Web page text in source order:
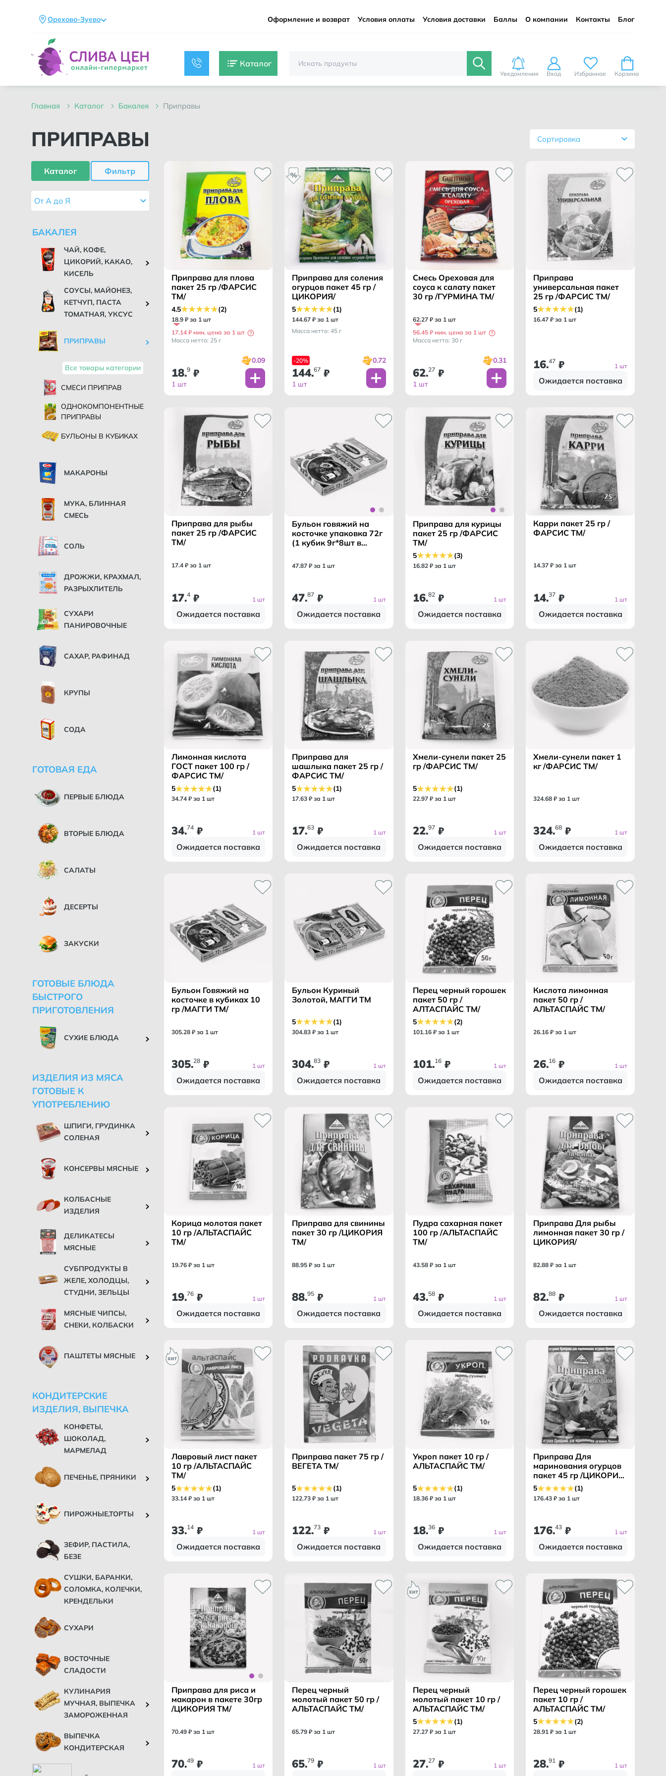
Орехово-Зуево Оформление и возврат Условия оплаты Условия доставки Баллы О компании Контакты Блог
Каталог
Уведомления Вход Избранное Корзина
главная каталог бакалея приправы
ПРИПРАВЫ Сортировка
Каталог Фильтр
От А до Я
БАКАЛЕЯ
ЧАЙ, КОФЕ,
ЦИКОРИЙ, КАКАО,
КИСЕЛЬ
СОУСЫ, МАЙОНЕЗ,
КЕТЧУП, ПАСТА
ТОМАТНАЯ, УКСУС
ПРИПРАВЫ
Все товары категории
СМЕСИ ПРИПРАВ
ОДНОКОМПОНЕНТНЫЕ
ПРИПРАВЫ
БУЛЬОНЫ В КУБИКАХ
МАКАРОНЫ
МУКА, БЛИННАЯ
СМЕСЬ
СОЛЬ
ДРОЖЖИ, КРАХМАЛ,
РАЗРЫХЛИТЕЛЬ
СУХАРИ
ПАНИРОВОЧНЫЕ
САХАР, РАФИНАД
КРУПЫ
СОДА
ГОТОВАЯ ЕДА
ПЕРВЫЕ БЛЮДА
ВТОРЫЕ БЛЮДА
САЛАТЫ
ДЕСЕРТЫ
ЗАКУСКИ
ГОТОВЫЕ БЛЮДА
БЫСТРОГО
ПРИГОТОВЛЕНИЯ
СУХИЕ БЛЮДА
ИЗДЕЛИЯ ИЗ МЯСА
ГОТОВЫЕ К
УПОТРЕБЛЕНИЮ
ШПИГИ, ГРУДИНКА
СОЛЕНАЯ
КОНСЕРВЫ МЯСНЫЕ
КОЛБАСНЫЕ
ИЗДЕЛИЯ
ДЕЛИКАТЕСЫ
МЯСНЫЕ
СУБПРОДУКТЫ В
ЖЕЛЕ, ХОЛОДЦЫ,
СТУДНИ, ЗЕЛЬЦЫ
МЯСНЫЕ ЧИПСЫ,
СНЕКИ, КОЛБАСКИ
ПАШТЕТЫ МЯСНЫЕ
КОНДИТЕРСКИЕ
ИЗДЕЛИЯ, ВЫПЕЧКА
КОНФЕТЫ,
ШОКОЛАД,
МАРМЕЛАД
ПЕЧЕНЬЕ, ПРЯНИКИ
ПИРОЖНЫЕ,ТОРТЫ
ЗЕФИР, ПАСТИЛА,
БЕЗЕ
СУШКИ, БАРАНКИ,
СОЛОМКА, КОЛЕЧКИ,
КРЕНДЕЛЬКИ
СУХАРИ
ВОСТОЧНЫЕ
СЛАДОСТИ
КУЛИНАРИЯ
МУЧНАЯ, ВЫПЕЧКА
ЗАМОРОЖЕННАЯ
ВЫПЕЧКА
КОНДИТЕРСКАЯ
Приправа для плова
пакет 25 гр /ФАРСИС
ТМ/
4.5 (2)
18.9 ₽ за 1 шт
17.14 ₽ мин. цена за 1 шт
Масса нетто: 25 г
0.09
18.9₽
1 шт
Приправа для соления
огурцов пакет 45 гр /
ЦИКОРИЯ/
5 (1)
144.67 ₽ за 1 шт
Масса нетто: 45 г
-20% 0.72
144.67 ₽
1 шт
Смесь Ореховая для
соуса к салату пакет
30 гр /ГУРМИНА ТМ/
62.27 ₽ за 1 шт
56.45 ₽ мин. цена за 1 шт
Масса нетто: 30 г
0.31
62.27 ₽
1 шт
Приправа
универсальная пакет
25 гр /ФАРСИС ТМ/
5 (1)
16.47 ₽ за 1 шт
16.47 ₽ 1 шт
Ожидается поставка
Приправа для рыбы
пакет 25 гр /ФАРСИС
ТМ/
17.4 ₽ за 1 шт
17.4₽ 1 шт
Ожидается поставка
Бульон говяжий на
косточке упаковка 72г
(1 кубик 9г*8шт в
47.87 ₽ за 1 шт
47.87 ₽ 1 шт
Ожидается поставка
Приправа для курицы
пакет 25 гр /ФАРСИС
ТМ/
5 (3)
16.82 ₽ за 1 шт
16.82₽ 1 шт
Ожидается поставка
Карри пакет 25 гр /
ФАРСИС ТМ/
14.37 ₽ за 1 шт
14.37 ₽ 1 шт
Ожидается поставка
Лимонная кислота
ГОСТ пакет 100 гр /
ФАРСИС ТМ/
5 (1)
34.74 ₽ за 1 шт
34.74₽ 1 шт
Ожидается поставка
Приправа для
шашлыка пакет 25 гр /
ФАРСИС ТМ/
5 (1)
17.63 ₽ за 1 шт
17.63 ₽ 1 шт
Ожидается поставка
Хмели-сунели пакет 25
гр /ФАРСИС ТМ/
5 (1)
22.97 ₽ за 1 шт
22.97 ₽ 1 шт
Ожидается поставка
Хмели-сунели пакет 1
кг /ФАРСИС ТМ/
324.68 ₽ за 1 шт
324.68 ₽ 1 шт
Ожидается поставка
Бульон Говяжий на
косточке в кубиках 10
гр /МАГГИ ТМ/
305.28 ₽ за 1 шт
305.28₽ 1 шт
Ожидается поставка
Бульон Куриный
Золотой, МАГГИ ТМ
5 (1)
304.83 ₽ за 1 шт
304.83 ₽ 1 шт
Ожидается поставка
Перец черный горошек
пакет 50 гр /
АЛТАСПАЙС ТМ/
5 (2)
101.16 ₽ за 1 шт
101.16₽ 1 шт
Ожидается поставка
Кислота лимонная
пакет 50 гр /
АЛЬТАСПАЙС ТМ/
26.16 ₽ за 1 шт
26.16 ₽ 1 шт
Ожидается поставка
Корица молотая пакет
10 гр /АЛЬТАСПАЙС
ТМ/
19.76 ₽ за 1 шт
19.76₽ 1 шт
Ожидается поставка
Приправа для свинины
пакет 30 гр /ЦИКОРИЯ
ТМ/
88.95 ₽ за 1 шт
88.95 ₽ 1 шт
Ожидается поставка
Пудра сахарная пакет
100 гр /АЛЬТАСПАЙС
ТМ/
43.58 ₽ за 1 шт
43.58₽ 1 шт
Ожидается поставка
Приправа Для рыбы
лимонная пакет 30 гр /
ЦИКОРИЯ/
82.88 ₽ за 1 шт
82.88 ₽ 1 шт
Ожидается поставка
Лавровый лист пакет
10 гр /АЛЬТАСПАЙС
ТМ/
5 (1)
33.14 ₽ за 1 шт
33.14₽ 1 шт
Ожидается поставка
Приправа пакет 75 гр /
ВЕГЕТА ТМ/
5 (1)
122.73 ₽ за 1 шт
122.73 ₽ 1 шт
Ожидается поставка
Укроп пакет 10 гр /
АЛЬТАСПАЙС ТМ/
5 (1)
18.36 ₽ за 1 шт
18.36₽ 1 шт
Ожидается поставка
Приправа Для
маринования огурцов
пакет 45 гр /ЦИКОРИЯ
ТМ/
5 (1)
176.43 ₽ за 1 шт
176.43 ₽ 1 шт
Ожидается поставка
Приправа для риса и
макарон в пакете 30гр
/ЦИКОРИЯ ТМ/
70.49 ₽ за 1 шт
70.49₽ 1 шт
Перец черный
молотый пакет 50 гр /
АЛЬТАСПАЙС ТМ/
65.79 ₽ за 1 шт
65.79 ₽ 1 шт
Перец черный
молотый пакет 10 гр /
АЛЬТАСПАЙС ТМ/
5 (1)
27.27 ₽ за 1 шт
27.27 ₽ 1 шт
Перец черный горошек
пакет 10 гр /
АЛЬТАСПАЙС ТМ/
5 (2)
28.91 ₽ за 1 шт
28.91 ₽ 1 шт